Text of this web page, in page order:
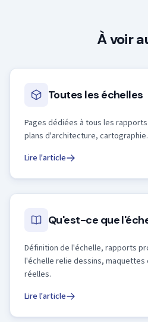
À voir
Toutes les échelles
Pages dédiées à tous les
plans d'architecture, cartographie.
Lire l'article
Qu'est-ce que
Définition de l'échelle, rapports
l'échelle relie dessins, maquettes
réelles.
Lire l'article